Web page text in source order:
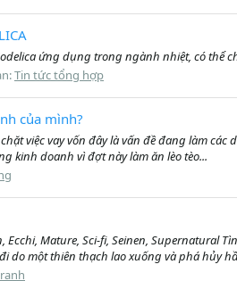
ứng dụng trong ngành nhiệt, có thể
Tin tức tổng hợp
của mình?
việc vay vốn đây là vấn đề đang làm
kinh doanh vì đợt này làm ăn lèo tèo...
Ecchi, Mature, Sci-fi, Seinen, Supernatural
do một thiên thạch lao xuống và phá hủy